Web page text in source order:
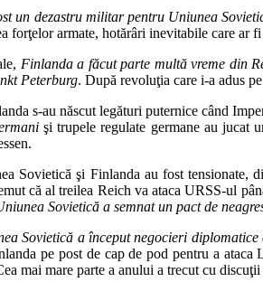
un dezastru militar pentru Uniunea
forţelor armate, hotărâri inevitabile care ar
Finlanda a făcut parte multă vreme din
Peterburg. După revoluţia care i-a adus
s-au născut legături puternice când
şi trupele regulate germane au jucat
Sovietică şi Finlanda au fost tensionate,
că al treilea Reich va ataca URSS-ul
Sovietică a semnat un pact de
Sovietică a început negocieri
pe post de cap de pod pentru a
mai mare parte a anului a trecut cu